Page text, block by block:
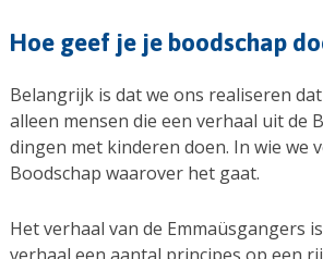
Hoe geef je je boodschap
Belangrijk is dat we ons realiseren
alleen mensen die een verhaal uit de
dingen met kinderen doen. In wie we
Boodschap waarover het gaat.
Het verhaal van de Emmaüsgangers